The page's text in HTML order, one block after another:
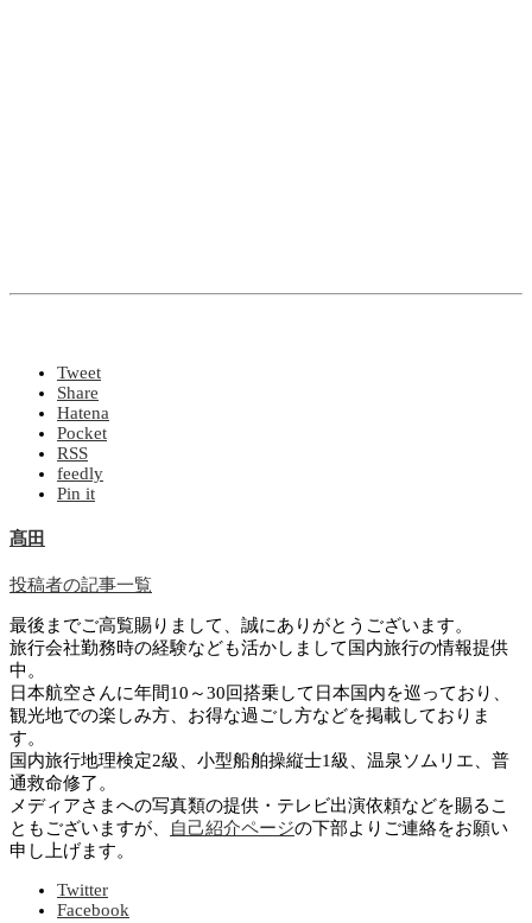
Tweet
Share
Hatena
Pocket
RSS
feedly
Pin it
髙田
投稿者の記事一覧
最後までご高覧賜りまして、誠にありがとうございます。
旅行会社勤務時の経験なども活かしまして国内旅行の情報提供
中。
日本航空さんに年間10～30回搭乗して日本国内を巡っており、
観光地での楽しみ方、お得な過ごし方などを掲載しておりま
す。
国内旅行地理検定2級、小型船舶操縦士1級、温泉ソムリエ、普
通救命修了。
メディアさまへの写真類の提供・テレビ出演依頼などを賜るこ
ともございますが、
自己紹介ページの下部よりご連絡をお願い
申し上げます。
Twitter
Facebook